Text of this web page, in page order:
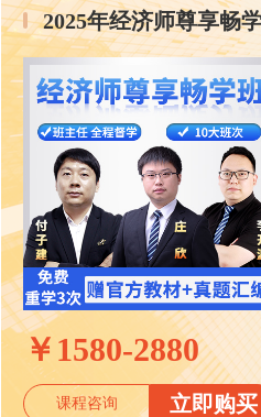
2025年经济师尊享畅
￥ 1580-2880
课程咨询 立即购买